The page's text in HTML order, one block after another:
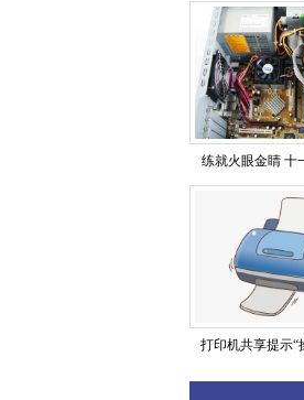
练就火眼金睛 十
打印机共享提示“